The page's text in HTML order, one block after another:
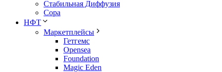
Стабильная Диффузия
Сора
НФТ
Маркетплейсы
Гетгемс
Opensea
Foundation
Magic Eden